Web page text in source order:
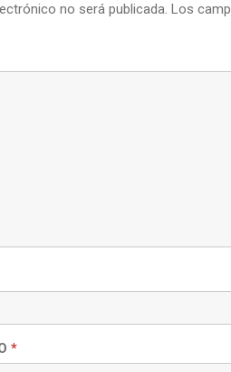
no será publicada. Los
*